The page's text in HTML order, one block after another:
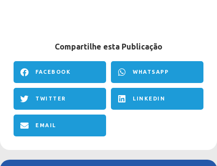
Compartilhe esta Publicação
FACEBOOK WHATSAPP
TWITTER LINKEDIN
EMAIL